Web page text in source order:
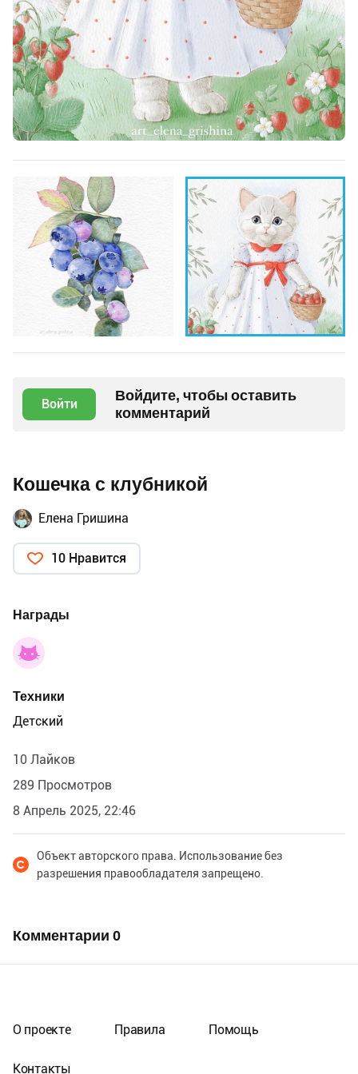
Войти
Войдите, чтобы оставить
комментарий
Кошечка с клубникой
Елена Гришина
10 Нравится
Награды
Техники
Детский
10 Лайков
289 Просмотров
8 Апрель 2025, 22:46
Объект авторского права. Использование без
разрешения правообладателя запрещено.
Комментарии 0
О проекте Правила Помощь
Контакты